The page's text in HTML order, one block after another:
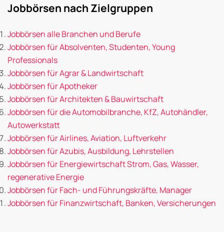
Jobbörsen nach Zielgruppen
Jobbörsen alle Branchen und Berufe
Jobbörsen für Absolventen, Studenten, Young
Professionals
Jobbörsen für Agrar & Landwirtschaft
Jobbörsen für Apotheker
Jobbörsen für Architekten & Bauwirtschaft
Jobbörsen für die Automobilbranche, KfZ, Autohändler,
Autowerkstatt
Jobbörsen für Airlines, Aviation, Luftverkehr
Jobbörsen für Azubis, Ausbildung, Lehrstellen
Jobbörsen für Energiewirtschaft Strom, Gas, Wasser,
regenerative Energie
Jobbörsen für Fach- und Führungskräfte, Manager
Jobbörsen für Finanzwirtschaft, Banken, Versicherungen